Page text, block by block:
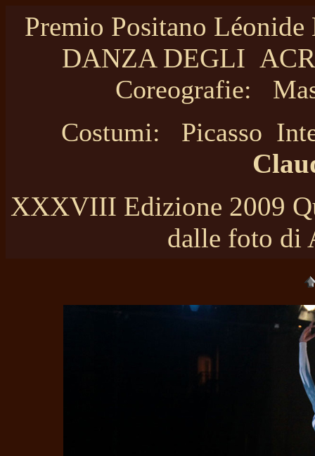
Premio Positano
DANZA DEGLI
Coreografie:
Costumi: Picasso
XXXVIII Edizione 2009
dalle foto di